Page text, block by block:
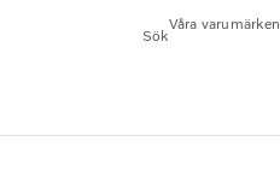
Sök
Våra varumärken